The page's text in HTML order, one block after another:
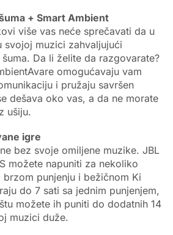
+ Smart Ambient
više vas neće sprečavati da u
svojoj muzici zahvaljujući
Da li želite da razgovarate?
omogućavaju vam
i pružaju savršen
dešava oko vas, a da ne morate
ušiju.
igre
bez svoje omiljene muzike. JBL
možete napuniti za nekoliko
brzom punjenju i bežičnom Ki
do 7 sati sa jednim punjenjem,
možete ih puniti do dodatnih 14
muzici duže.